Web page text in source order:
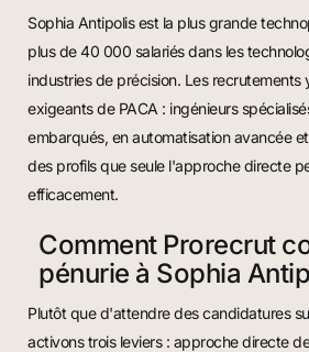
Sophia Antipolis est la plus grande
plus de 40 000 salariés dans les
industries de précision. Les recrutements
exigeants de PACA : ingénieurs
embarqués, en automatisation avancée
des profils que seule l'approche directe
efficacement.
Comment Prorecrut
pénurie à Sophia
Plutôt que d'attendre des candidatures
activons trois leviers : approche directe